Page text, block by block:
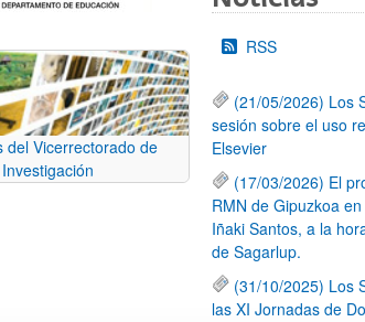
del Vicerrectorado de
Investigación
RSS
(21/05/2026) Los
sesión sobre el uso
Elsevier
(17/03/2026) El
RMN de Gipuzkoa
Iñaki Santos, a la
de Sagarlup.
(31/10/2025) Los
las XI Jornadas de